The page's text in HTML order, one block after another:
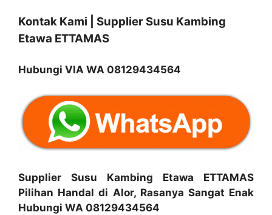
Kontak Kami | Supplier Susu Kambing
Etawa ETTAMAS
Hubungi VIA WA 08129434564
Supplier Susu Kambing Etawa ETTAMAS
Pilihan Handal di Alor, Rasanya Sangat Enak
Hubungi WA 08129434564